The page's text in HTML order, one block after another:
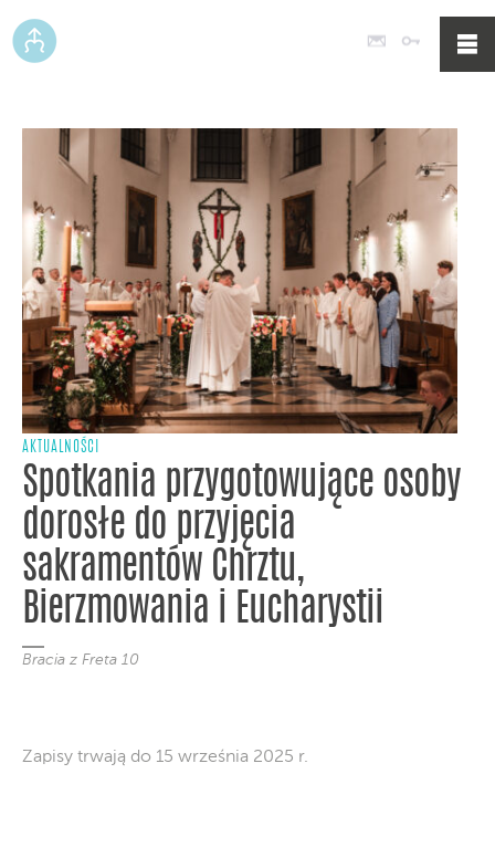
Poczta
AKTUALNOŚCI
Spotkania przygotowujące osoby
dorosłe do przyjęcia
sakramentów Chrztu,
Bierzmowania i Eucharystii
Bracia z Freta 10
Zapisy trwają do 15 września 2025 r.